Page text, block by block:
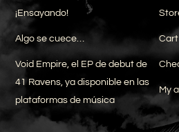
¡Ensayando!
Algo se cuece…
Void Empire, el EP de debut de
41 Ravens, ya disponible en las
plataformas de música
Cart
My